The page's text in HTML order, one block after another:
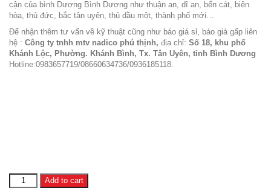
cận của bình Dương Bình Dương như thuận an, dĩ an, bến cát, biên
hòa, thủ đức, bắc tân uyên, thủ dầu một, thành phố mới…
Để nhận thêm tư vấn về kỹ thuật cũng như báo giá sỉ, báo giá gấp liên
hệ : Công ty tnhh mtv nadico phú thịnh, địa chỉ: Số 18, khu phố
Khánh Lộc, Phường. Khánh Bình, Tx. Tân Uyên, tỉnh Bình Dương
Hotline:0983657719/08660634736/0936185118.
Dây
cadivi
Add to cart